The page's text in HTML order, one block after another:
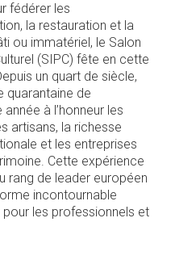
fédérer les
la restauration et la
ou immatériel, le Salon
(SIPC) fête en cette
un quart de siècle,
quarantaine de
à l’honneur les
artisans, la richesse
et les entreprises
Cette expérience
rang de leader européen
incontournable
les professionnels et